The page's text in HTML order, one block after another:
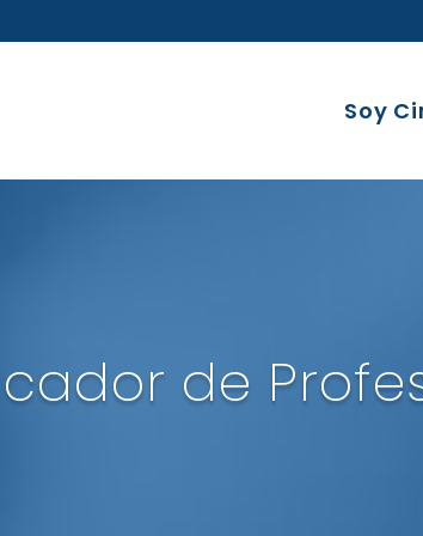
Soy
de